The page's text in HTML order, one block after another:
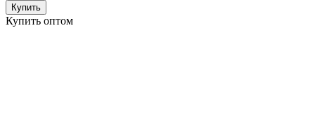
Купить
Купить оптом